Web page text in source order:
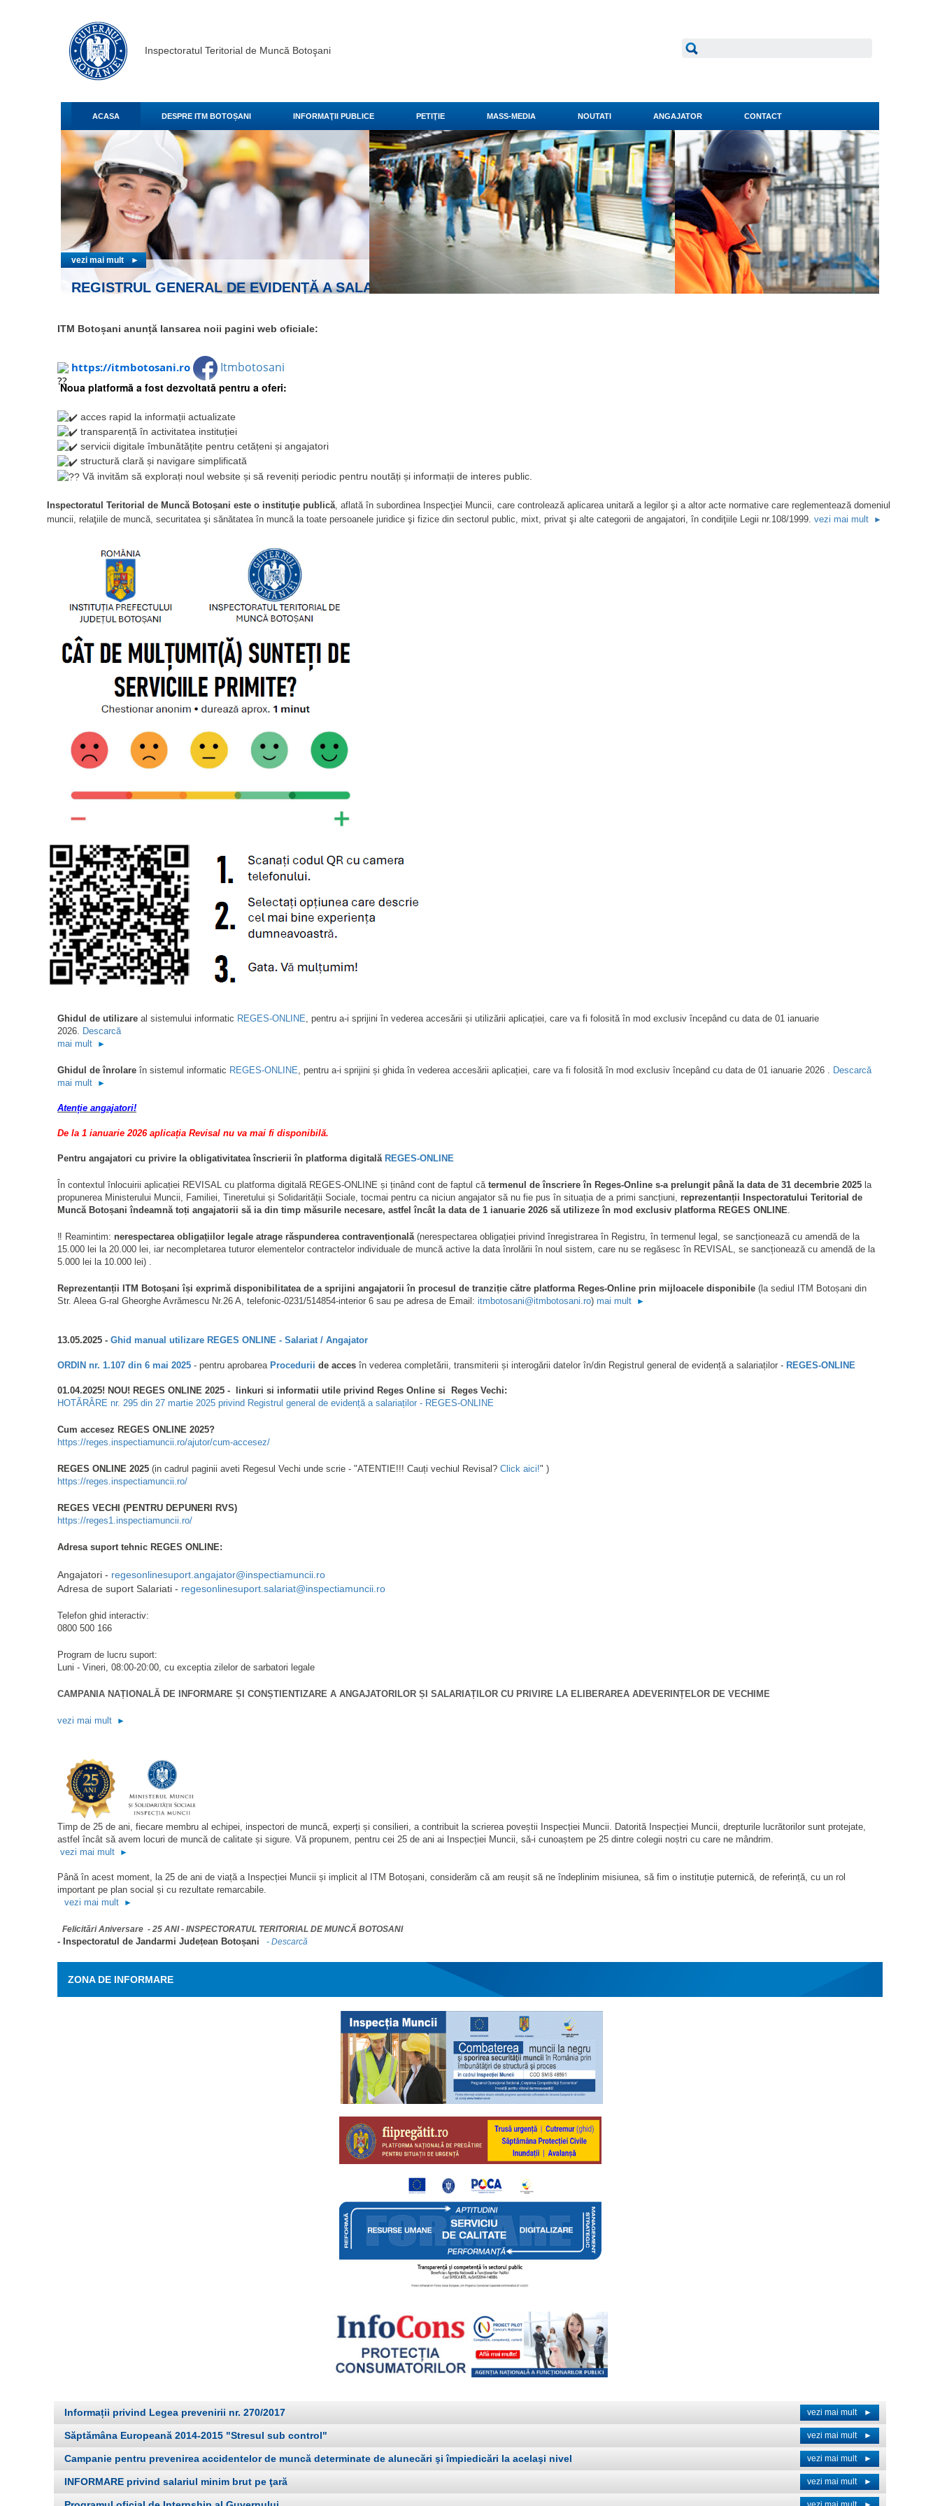
Inspectoratul Teritorial de Muncă Botoşani
ACASA DESPRE ITM BOTOȘANI INFORMAŢII PUBLICE PETIŢIE MASS-MEDIA NOUTATI ANGAJATOR CONTACT
REGISTRUL GENERAL DE EVIDENŢĂ A SALARIAŢILOR
RELAŢII DE MUNCĂ
►
ITM Botoșani anunță lansarea noii pagini web oficiale:
https://itmbotosani.ro Itmbotosani
Noua platformă a fost dezvoltată pentru a oferi:
acces rapid la informații actualizate
transparență în activitatea instituției
servicii digitale îmbunătățite pentru cetățeni și angajatori
structură clară și navigare simplificată
Vă invităm să explorați noul website și să reveniți periodic pentru noutăți și informații de interes public.
Inspectoratul Teritorial de Muncă Botoșani este o instituţie publică , aflată în subordinea Inspecţiei Muncii, care controlează aplicarea unitară a legilor şi a altor acte normative care reglementează domeniul
muncii, relaţiile de muncă, securitatea şi sănătatea în muncă la toate persoanele juridice şi fizice din sectorul public, mixt, privat şi alte categorii de angajatori, în condiţiile Legii nr.108/1999. vezi mai mult ►
Ghidul de utilizare al sistemului informatic REGES-ONLINE , pentru a-i sprijini în vederea accesării și utilizării aplicației, care va fi folosită în mod exclusiv începând cu data de 01 ianuarie
2026.
Descarcă
mai mult
►
Ghidul de înrolare în sistemul informatic REGES-ONLINE , pentru a-i sprijini și ghida în vederea accesării aplicației, care va fi folosită în mod exclusiv începând cu data de 01 ianuarie 2026 .
Descarcă
mai mult
►
Atenție angajatori!
De la 1 ianuarie 2026 aplicația Revisal nu va mai fi disponibilă.
Pentru angajatori cu privire la obligativitatea înscrierii în platforma digitală REGES-ONLINE
În contextul înlocuirii aplicației REVISAL cu platforma digitală REGES-ONLINE și ținând cont de faptul că termenul de înscriere în Reges-Online s-a prelungit până la data de 31 decembrie 2025 la
propunerea Ministerului Muncii, Familiei, Tineretului și Solidarității Sociale, tocmai pentru ca niciun angajator să nu fie pus în situația de a primi sancțiuni, reprezentanții Inspectoratului Teritorial de
Muncă Botoșani îndeamnă toți angajatorii să ia din timp măsurile necesare, astfel încât la data de 1 ianuarie 2026 să utilizeze în mod exclusiv platforma REGES ONLINE
‼️ Reamintim: nerespectarea obligațiilor legale atrage răspunderea contravențională (nerespectarea obligației privind înregistrarea în Registru, în termenul legal, se sancționează cu amendă de la
15.000 lei la 20.000 lei, iar necompletarea tuturor elementelor contractelor individuale de muncă active la data înrolării în noul sistem, care nu se regăsesc în REVISAL, se sancționează cu amendă de la
5.000 lei la 10.000 lei) .
Reprezentanții ITM Botoșani își exprimă disponibilitatea de a sprijini angajatorii în procesul de tranziție către platforma Reges-Online prin mijloacele disponibile (la sediul ITM Botoșani din
Str. Aleea G-ral Gheorghe Avrămescu Nr.26 A, telefonic-0231/514854-interior 6 sau pe adresa de Email: itmbotosani@itmbotosani.ro) mai mult ►
13.05.2025 - Ghid manual utilizare REGES ONLINE - Salariat / Angajator
ORDIN nr. 1.107 din 6 mai 2025 - pentru aprobarea Procedurii de acces în vederea completării, transmiterii și interogării datelor în/din Registrul general de evidență a salariaților - REGES-ONLINE
01.04.2025! NOU! REGES ONLINE 2025 - linkuri si informatii utile privind Reges Online si Reges Vechi:
HOTĂRÂRE nr. 295 din 27 martie 2025 privind Registrul general de evidență a salariaților - REGES-ONLINE
Cum accesez REGES ONLINE 2025?
https://reges.inspectiamuncii.ro/ajutor/cum-accesez/
REGES ONLINE 2025 (in cadrul paginii aveti Regesul Vechi unde scrie - "ATENTIE!!! Cauți vechiul Revisal? Click aici!" )
https://reges.inspectiamuncii.ro/
REGES VECHI (PENTRU DEPUNERI RVS)
https://reges1.inspectiamuncii.ro/
Adresa suport tehnic REGES ONLINE:
Angajatori - regesonlinesuport.angajator@inspectiamuncii.ro
Adresa de suport Salariati - regesonlinesuport.salariat@inspectiamuncii.ro
Telefon ghid interactiv:
0800 500 166
Program de lucru suport:
Luni - Vineri, 08:00-20:00, cu exceptia zilelor de sarbatori legale
CAMPANIA NAȚIONALĂ DE INFORMARE ȘI CONȘTIENTIZARE A ANGAJATORILOR ȘI SALARIAȚILOR CU PRIVIRE LA ELIBERAREA ADEVERINȚELOR DE VECHIME
vezi mai mult ►
Timp de 25 de ani, fiecare membru al echipei, inspectori de muncă, experți și consilieri, a contribuit la scrierea poveștii Inspecției Muncii. Datorită Inspecției Muncii, drepturile lucrătorilor sunt protejate,
astfel încât să avem locuri de muncă de calitate și sigure. Vă propunem, pentru cei 25 de ani ai Inspecției Muncii, să-i cunoaștem pe 25 dintre colegii noștri cu care ne mândrim.
vezi mai mult
►
Până în acest moment, la 25 de ani de viață a Inspecției Muncii și implicit al ITM Botoșani, considerăm că am reușit să ne îndeplinim misiunea, să fim o instituție puternică, de referință, cu un rol
important pe plan social și cu rezultate remarcabile.
vezi mai mult
►
Felicitări Aniversare - 25 ANI - INSPECTORATUL TERITORIAL DE MUNCĂ BOTOSANI
- Inspectoratul de Jandarmi Județean Botoșani - Descarcă
ZONA DE INFORMARE
Informații privind Legea prevenirii nr. 270/2017 vezi mai mult ►
Săptămâna Europeană 2014-2015 "Stresul sub control" vezi mai mult ►
Campanie pentru prevenirea accidentelor de muncă determinate de alunecări şi împiedicări la acelaşi nivel vezi mai mult ►
INFORMARE privind salariul minim brut pe ţară vezi mai mult ►